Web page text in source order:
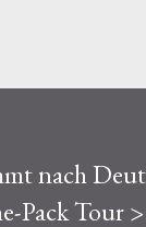
nach
Pack Tour